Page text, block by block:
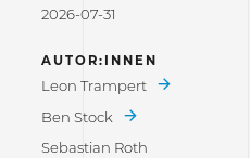
2026-07-31
AUTOR:INNEN
Leon Trampert
Ben Stock
Sebastian Roth